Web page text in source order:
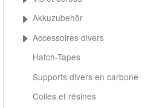
Akkuzubehör
Accessoires divers
Hatch-Tapes
Supports divers en carbone
Colles et résines